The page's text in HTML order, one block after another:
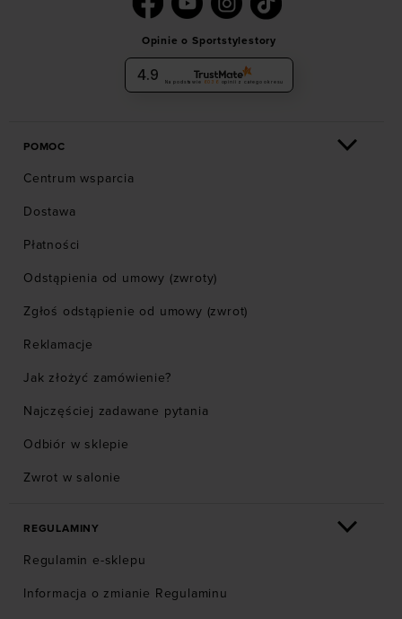
Opinie o Sportstylestory
4.9 Na podstawie 6036 opinii z całego okresu
POMOC
Centrum wsparcia
Dostawa
Płatności
Odstąpienia od umowy (zwroty)
Zgłoś odstąpienie od umowy (zwrot)
Reklamacje
Jak złożyć zamówienie?
Najczęściej zadawane pytania
Odbiór w sklepie
Zwrot w salonie
REGULAMINY
Regulamin e-sklepu
Informacja o zmianie Regulaminu